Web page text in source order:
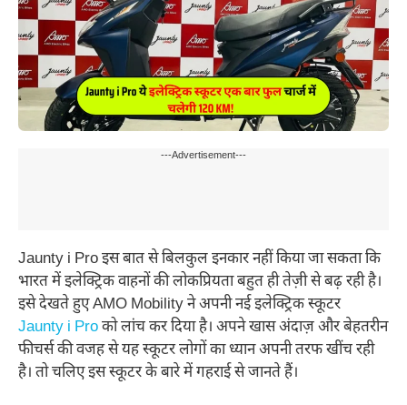
---Advertisement---
Jaunty i Pro इस बात से बिलकुल इनकार नहीं किया जा सकता कि
भारत में इलेक्ट्रिक वाहनों की लोकप्रियता बहुत ही तेज़ी से बढ़ रही है।
इसे देखते हुए AMO Mobility ने अपनी नई इलेक्ट्रिक स्कूटर
Jaunty i Proको लांच कर दिया है। अपने खास अंदाज़ और बेहतरीन
फीचर्स की वजह से यह स्कूटर लोगों का ध्यान अपनी तरफ खींच रही
है। तो चलिए इस स्कूटर के बारे में गहराई से जानते हैं।